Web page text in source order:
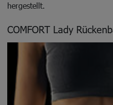
hergestellt.
COMFORT Lady